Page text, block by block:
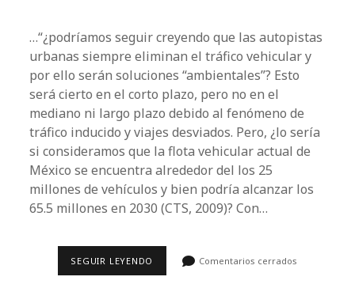
…“¿podríamos seguir creyendo que las autopistas
urbanas siempre eliminan el tráfico vehicular y
por ello serán soluciones “ambientales”? Esto
será cierto en el corto plazo, pero no en el
mediano ni largo plazo debido al fenómeno de
tráfico inducido y viajes desviados. Pero, ¿lo sería
si consideramos que la flota vehicular actual de
México se encuentra alrededor del los 25
millones de vehículos y bien podría alcanzar los
65.5 millones en 2030 (CTS, 2009)? Con…
SEGUIR LEYENDO AUTOPISTASComentarios cerrados